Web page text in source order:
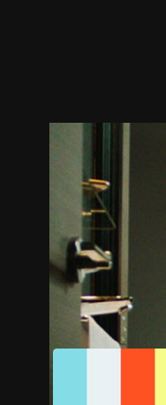
ตัวอย่าง ภาพนิ่ง